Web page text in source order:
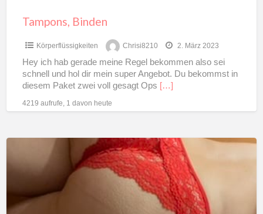
Tampons, Binden
Körperflüssigkeiten Chrisi8210 2. März 2023
Hey ich hab gerade meine Regel bekommen also sei
schnell und hol dir mein super Angebot. Du bekommst in
diesem Paket zwei voll gesagt Ops […]
4219 aufrufe, 1 davon heute
Tampons
benutz